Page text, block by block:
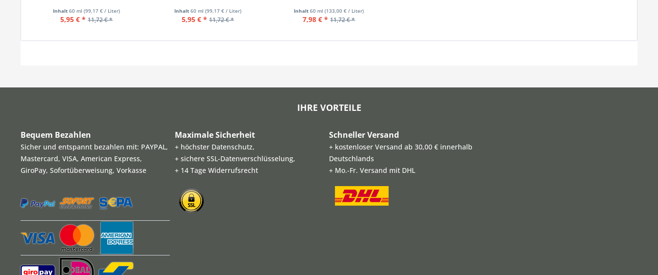
Inhalt60 ml(99,17 € / Liter)
5,95 € * 11,72 € *
Inhalt 60 ml (99,17 € / Liter)
5,95 € * 11,72 € *
Inhalt60 ml(133,00 € / Liter)
7,98 € * 11,72 € *
IHRE VORTEILE
Bequem Bezahlen
Sicher und entspannt bezahlen mit: PAYPAL,
Mastercard, VISA, American Express,
GiroPay, Sofortüberweisung, Vorkasse
Maximale Sicherheit
+ höchster Datenschutz,
+ sichere SSL-Datenverschlüsselung,
+ 14 Tage Widerrufsrecht
Schneller Versand
+ kostenloser Versand ab 30,00 € innerhalb
Deutschlands
+ Mo.-Fr. Versand mit DHL